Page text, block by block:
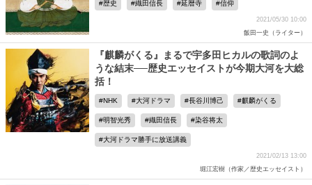
歴史 織田信長 延暦寺 信仰
2021/05/30 10:00
飯田一史（ライター）
『麒麟がくる』まるで宇多田ヒカルの歌詞のよ
うな結末──歴史エッセイストが今期大河を大総
括！
NHK 大河ドラマ 長谷川博己 麒麟がくる
明智光秀 織田信長 染谷将太
大河ドラマ勝手に放送講義
2021/02/13 13:00
堀江宏樹（作家／歴史エッセイスト）